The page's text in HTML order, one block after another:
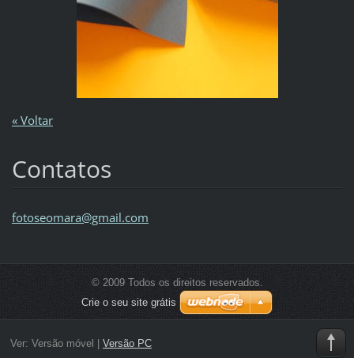
« Voltar
Contatos
fotoseomara@gmail.com
© 2009 Todos os direitos reservados.
Crie o seu site grátis
Ver: Versão móvel Versão PC